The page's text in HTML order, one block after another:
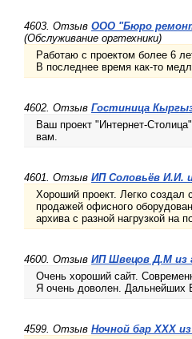
4603. Отзыв ООО "Бюро
(Обслуживание оргтехники)
Работаю с проектом более 6
В последнее время как-то
4602. Отзыв Гостиница
Ваш проект "Интернет-
вам.
4601. Отзыв ИП Соловьёв И.И.
Хороший проект. Легко
продажей офисного
архива с разной нагрузкой на
4600. Отзыв ИП Швецов Д.М из
Очень хороший сайт.
Я очень доволен. Дальнейших
4599. Отзыв Ночной бар XXX